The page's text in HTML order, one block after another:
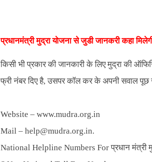
प्रधानमंत्री मुद्रा योजनासे जुडी जानकरी कहा
किसी भी प्रकार की जानकारी के लिए मुद्रा की
फ्री नंबर दिए है, उसपर कॉल कर के अपनी सवाल
Website – www.mudra.org.in
Mail – help@mudra.org.in.
National Helpline Numbers Forप्रधान मंत्री